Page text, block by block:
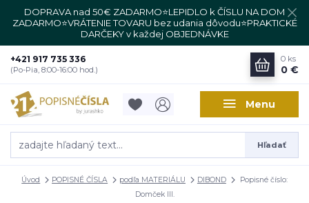
DOPRAVA nad 50€ ZADARMO⭐LEPIDLO k ČÍSLU NA DOM
ZADARMO⭐VRÁTENIE TOVARU bez udania dôvodu⭐PRAKTICKÉ
DARČEKY v každej OBJEDNÁVKE
Menu
Hľadať
+421 917 735 336
(Po-Pia, 8:00-16:00 hod.)
0 ks
0 €
Úvod POPISNÉ ČÍSLA podľa MATERIÁLU DIBOND
Popisné číslo:
Domček III.